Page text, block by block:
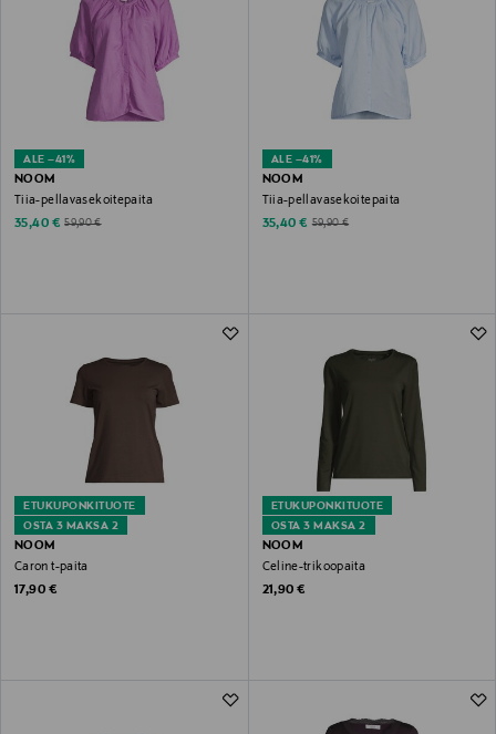
ALE –41%
NOOM
Tiia-pellavasekoitepaita
Discounted Price
35,40 € Original Price
59,90 €
ALE –41%
NOOM
Tiia-pellavasekoitepaita
Discounted Price
35,40 € Original Price
59,90 €
OSTA 3 MAKSA 2
ETUKUPONKITUOTE
NOOM
Caron t-paita
Original Price
17,90 €
OSTA 3 MAKSA 2
ETUKUPONKITUOTE
NOOM
Celine-trikoopaita
Original Price
21,90 €